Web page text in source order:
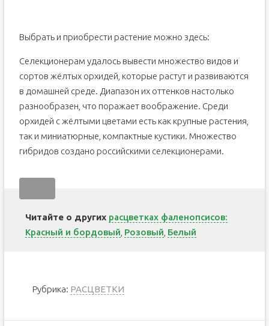
Выбрать и приобрести растение можно здесь:
Селекционерам удалось вывести множество видов и
сортов жёлтых орхидей, которые растут и развиваются
в домашней среде. Диапазон их оттенков настолько
разнообразен, что поражает воображение. Среди
орхидей с жёлтыми цветами есть как крупные растения,
так и миниатюрные, компактные кустики. Множество
гибридов создано российскими селекционерами.
Читайте о других расцветках фаленопсисов:
Красный и бордовый Розовый Белый
Рубрика: РАСЦВЕТКИ